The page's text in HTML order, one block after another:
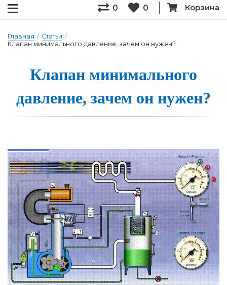
0 0 Корзина
Главная / Статьи /
Клапан минимального давление, зачем он нужен?
Клапан мини­маль­но­го
дав­ле­ние, за­чем он ну­жен?